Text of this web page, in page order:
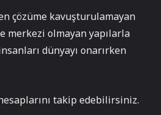
çözüme kavuşturulamayan
merkezi olmayan yapılarla
dünyayı onarırken
takip edebilirsiniz.